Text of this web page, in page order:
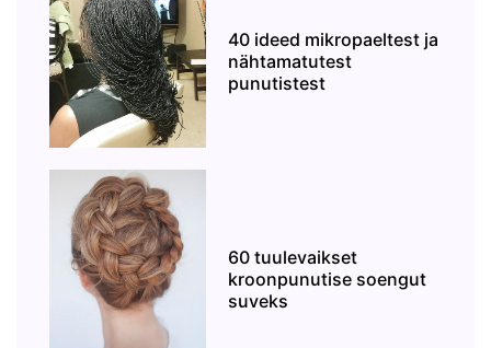
40 ideed mikropaeltest ja
nähtamatutest
punutistest
60 tuulevaikset
kroonpunutise soengut
suveks